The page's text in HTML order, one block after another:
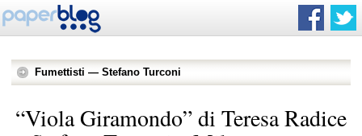
Fumettisti — Stefano Turconi
“Viola Giramondo” di Teresa Radice